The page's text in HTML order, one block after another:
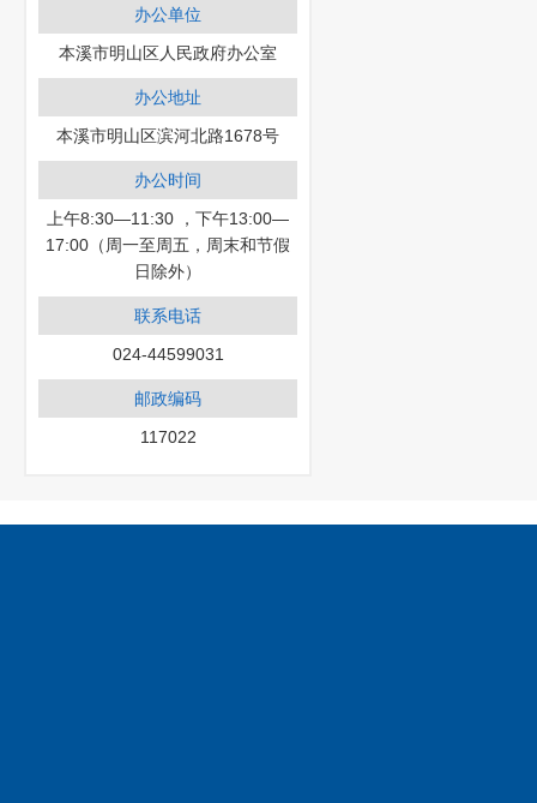
办公单位
本溪市明山区人民政府办公室
办公地址
本溪市明山区滨河北路1678号
办公时间
上午8:30—11:30 ，下午13:00—
17:00（周一至周五，周末和节假
日除外）
联系电话
024-44599031
邮政编码
117022